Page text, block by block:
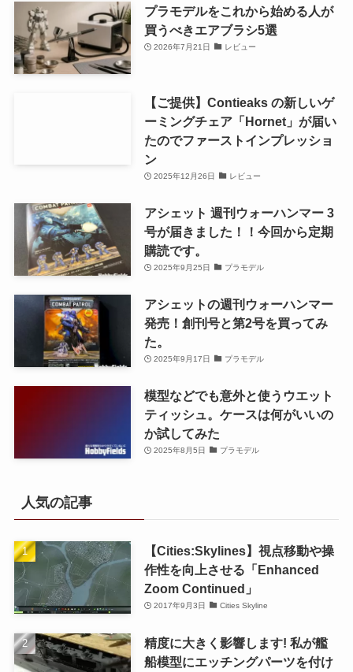
プラモデルをこれから始める人が
買うべきエアブラシ5選
2026年7月21日 レビュー
【ご提供】Contieaks の新しいゲ
ーミングチェア「Hornet」が届い
たのでファーストインプレッショ
ン
2025年12月26日 レビュー
アシェット 週刊ウォーハンマー 3
号が届きました！！今回から定期
購読です。
2025年9月25日 プラモデル
アシェットの週刊ウォーハンマー
発売！創刊号と第2号を買ってみ
た。
2025年9月17日 プラモデル
模型などでも意外と使うウエット
ティッシュ。ケースは何がいいの
か試してみた
2025年8月5日 プラモデル
人気の記事
【Cities:Skylines】視点移動や操
作性を向上させる「Enhanced
Zoom Continued」
2017年9月3日 Cities Skyline
精度に大きく影響します! 私が艦
船模型にエッチングパーツを付け